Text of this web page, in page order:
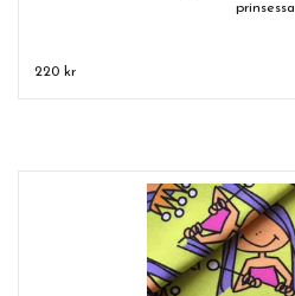
prinsessa
220 kr